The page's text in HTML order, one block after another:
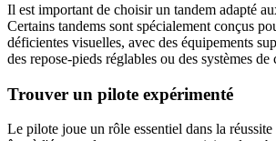
Il est important de choisir un tandem adapté
Certains tandems sont spécialement conçus
déficientes visuelles, avec des équipements
des repose-pieds réglables ou des systèmes
Trouver un pilote expérimenté
Le pilote joue un rôle essentiel dans la